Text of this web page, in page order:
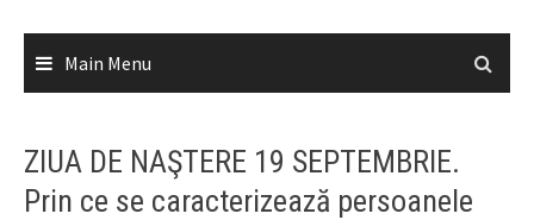
Main Menu
ZIUA DE NAŞTERE 19 SEPTEMBRIE.
Prin ce se caracterizează persoanele